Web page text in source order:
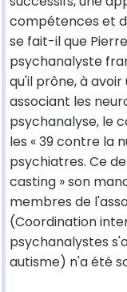
compétences et
se fait-il que
psychanalyste
qu'il prône, à
associant les
psychanalyse, le
les « 39 contre la
psychiatres. Ce
casting » son
membres de
(Coordination
psychanalystes
autisme) n'a été